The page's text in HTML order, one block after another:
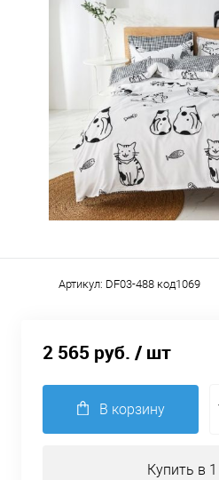
Артикул: DF03-488 код1069
2 565 руб. / шт
В корзину
Купить в